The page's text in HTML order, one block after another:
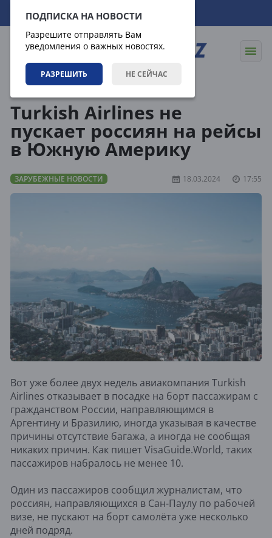
ПОДПИСКА НА НОВОСТИ
Разрешите отправлять Вам
уведомления о важных новостях.
РАЗРЕШИТЬ НЕ СЕЙЧАС
08.08.2026 09:00:03
Turkish Airlines не
пускает россиян на рейсы
в Южную Америку
ЗАРУБЕЖНЫЕ НОВОСТИ 18.03.2024 17:55
Вот уже более двух недель авиакомпания Turkish
Airlines отказывает в посадке на борт пассажирам с
гражданством России, направляющимся в
Аргентину и Бразилию, иногда указывая в качестве
причины отсутствие багажа, а иногда не сообщая
никаких причин. Как пишет VisaGuide.World, таких
пассажиров набралось не менее 10.
Один из пассажиров сообщил журналистам, что
россиян, направляющихся в Сан-Паулу по рабочей
визе, не пускают на борт самолёта уже несколько
дней подряд.